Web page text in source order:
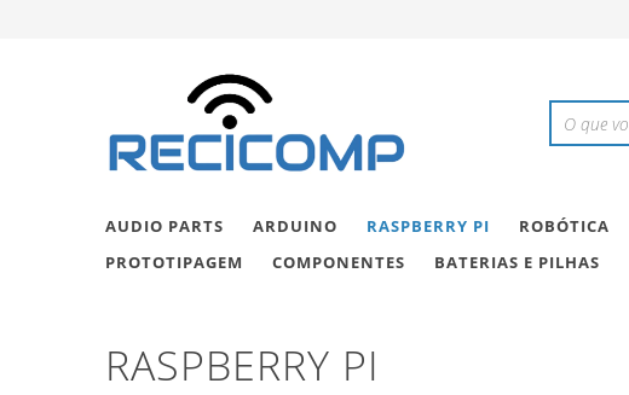
AUDIO PARTS ARDUINO RASPBERRY PI ROBÓTICA
PROTOTIPAGEM
COMPONENTES BATERIAS E PILHAS
RASPBERRY PI